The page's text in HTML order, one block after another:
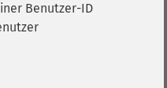
Benutzer-ID